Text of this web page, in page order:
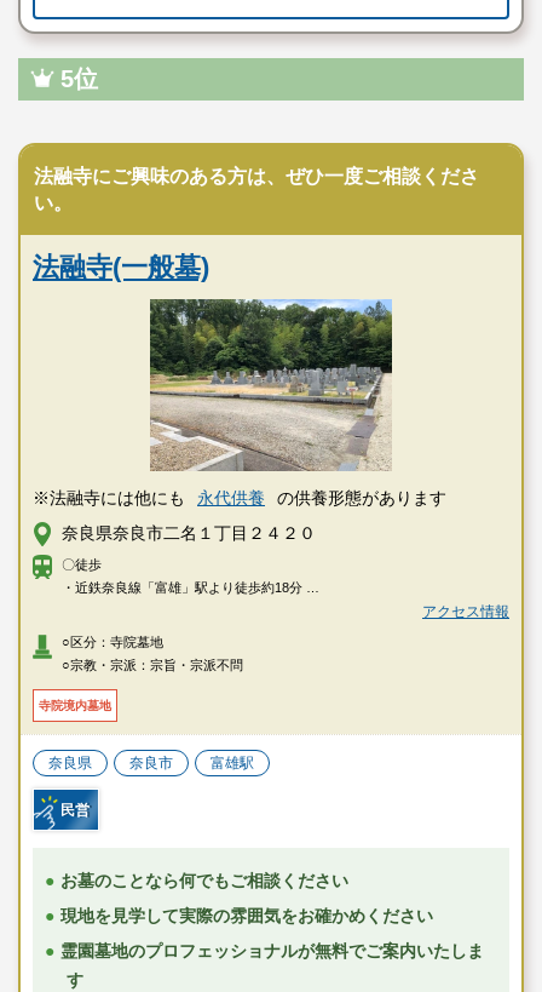
5位
法融寺にご興味のある方は、ぜひ一度ご相談くださ
い。
法融寺(一般墓)
※法融寺には他にも 永代供養
の供養形態があります
奈良県奈良市二名１丁目２４２０
〇徒歩
・近鉄奈良線「富雄」駅より徒歩約18分
〇車
・近鉄奈良線「富雄」駅より約8分
アクセス情報
○区分：寺院墓地
○宗教・宗派：宗旨・宗派不問
寺院境内墓地
奈良県 奈良市 富雄駅
民営
お墓のことなら何でもご相談ください
現地を見学して実際の雰囲気をお確かめください
霊園墓地のプロフェッショナルが無料でご案内いたしま
す